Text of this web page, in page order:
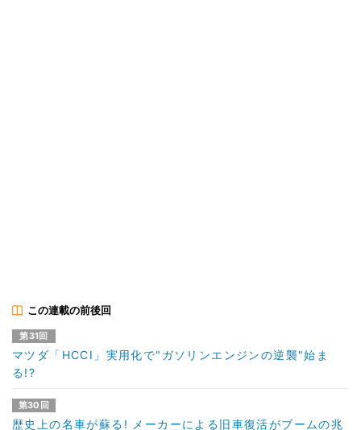
この連載の前後回
第31回
マツダ「HCCI」実用化で"ガソリンエンジンの逆襲"始ま
る!?
第30回
歴史上の名車が蘇る! メーカーによる旧車復活がブームの兆